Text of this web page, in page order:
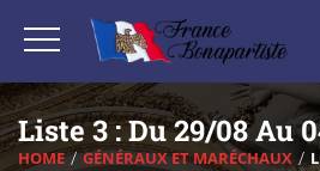
Liste 3 : Du 29/08 Au
HOME GÉNÉRAUX ET MARÉCHAUX